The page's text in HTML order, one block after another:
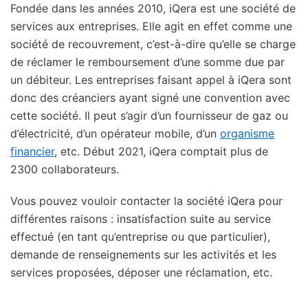
Fondée dans les années 2010, iQera est une société de
services aux entreprises. Elle agit en effet comme une
société de recouvrement, c’est-à-dire qu’elle se charge
de réclamer le remboursement d’une somme due par
un débiteur. Les entreprises faisant appel à iQera sont
donc des créanciers ayant signé une convention avec
cette société. Il peut s’agir d’un fournisseur de gaz ou
d’électricité, d’un opérateur mobile, d’un organisme
financier, etc. Début 2021, iQera comptait plus de
2300 collaborateurs.
Vous pouvez vouloir contacter la société iQera pour
différentes raisons : insatisfaction suite au service
effectué (en tant qu’entreprise ou que particulier),
demande de renseignements sur les activités et les
services proposées, déposer une réclamation, etc.